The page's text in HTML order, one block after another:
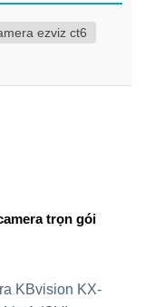
ezviz ct6
trọn gói